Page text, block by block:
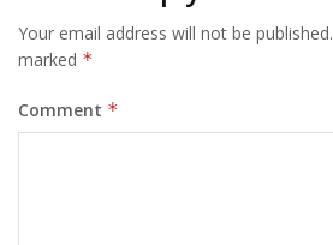
Your email address will not be published.
marked *
Comment *